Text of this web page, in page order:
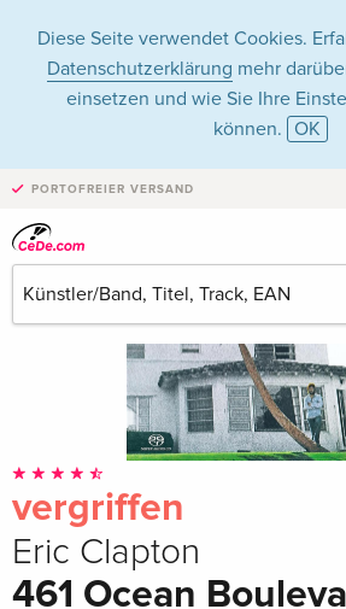
Diese Seite verwendet Cookies.
Datenschutzerklärung mehr
einsetzen und wie Sie Ihre
können. OK
PORTOFREIER VERSAND
vergriffen
Eric Clapton
461 Ocean